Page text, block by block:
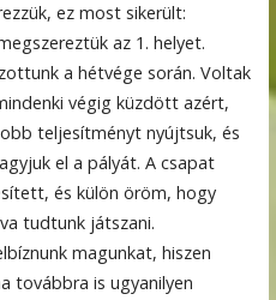
ez most sikerült:
az 1. helyet.
a hétvége során. Voltak
végig küzdött azért,
teljesítményt nyújtsuk, és
el a pályát. A csapat
és külön öröm, hogy
tudtunk játszani.
magunkat, hiszen
továbbra is ugyanilyen